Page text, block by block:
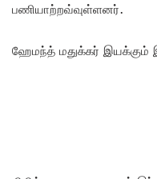
பணியாற்றவ்வுள்ளனர்.
ஹேமந்த் மதுக்கர் இயக்கும்